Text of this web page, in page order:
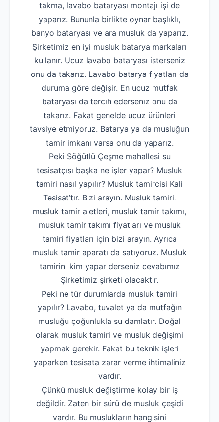
takma, lavabo bataryası montajı işi de
yaparız. Bununla birlikte oynar başlıklı,
banyo bataryası ve ara musluk da yaparız.
Şirketimiz en iyi musluk batarya markaları
kullanır. Ucuz lavabo bataryası isterseniz
onu da takarız. Lavabo batarya fiyatları da
duruma göre değişir. En ucuz mutfak
bataryası da tercih ederseniz onu da
takarız. Fakat genelde ucuz ürünleri
tavsiye etmiyoruz. Batarya ya da musluğun
tamir imkanı varsa onu da yaparız.
Peki Söğütlü Çeşme mahallesi su
tesisatçısı başka ne işler yapar? Musluk
tamiri nasıl yapılır? Musluk tamircisi Kali
Tesisat’tır. Bizi arayın. Musluk tamiri,
musluk tamir aletleri, musluk tamir takımı,
musluk tamir takımı fiyatları ve musluk
tamiri fiyatları için bizi arayın. Ayrıca
musluk tamir aparatı da satıyoruz. Musluk
tamirini kim yapar derseniz cevabımız
Şirketimiz şirketi olacaktır.
Peki ne tür durumlarda musluk tamiri
yapılır? Lavabo, tuvalet ya da mutfağın
musluğu çoğunlukla su damlatır. Doğal
olarak musluk tamiri ve musluk değişimi
yapmak gerekir. Fakat bu teknik işleri
yaparken tesisata zarar verme ihtimaliniz
vardır.
Çünkü musluk değiştirme kolay bir iş
değildir. Zaten bir sürü de musluk çeşidi
vardır. Bu muslukların hangisini